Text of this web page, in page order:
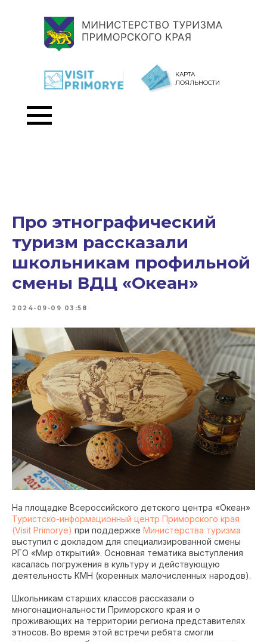
КАРТА
ЛОЯЛЬНОСТИ
Про этнографический
туризм рассказали
школьникам профильной
смены ВДЦ «Океан»
2024-09-09 03:58
На площадке Всероссийского детского центра «Океан»
Туристско-информационный центр Приморского края
(Visit Primorye) при поддержке Министерства туризма
выступил с докладом для специализированной смены
РГО «Мир открытий». Основная тематика выступления
касалась погружения в культуру и действующую
деятельность КМН (коренных малочисленных народов).
Школьникам старших классов рассказали о
многонациональности Приморского края и о
проживающих на территории региона представителях
этносов. Во время этой встречи ребята смогли